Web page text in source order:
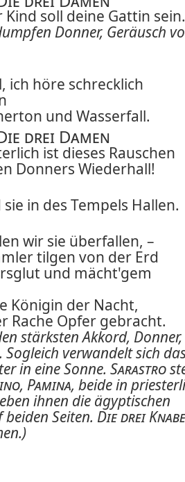
Kind soll deine Gattin sein.
Donner, Geräusch
ich höre schrecklich
und Wasserfall.
drei Damen
ist dieses Rauschen
Donners Wiederhall!
in des Tempels Hallen.
wir sie überfallen, –
tilgen von der Erd
und mächt'gem
Königin der Nacht,
Rache Opfer gebracht.
stärksten Akkord, Donner,
Sogleich verwandelt sich
in eine Sonne. Sarastro
, Pamina, beide in
ihnen die ägyptischen
beiden Seiten. Die drei